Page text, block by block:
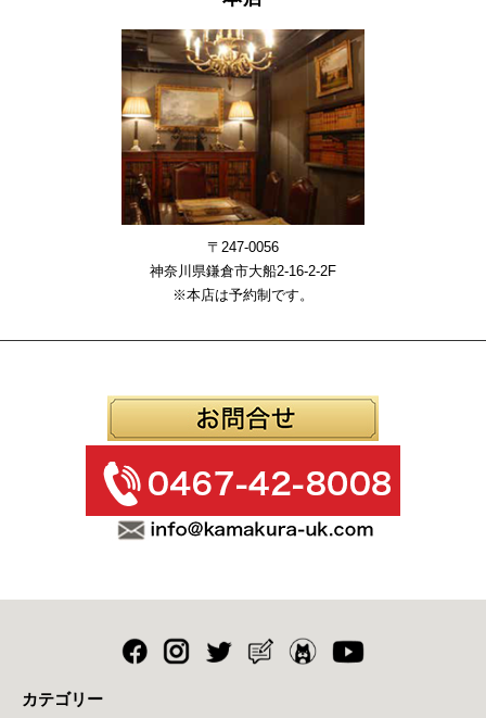
〒247-0056
神奈川県鎌倉市大船2-16-2-2F
※本店は予約制です。
カテゴリー